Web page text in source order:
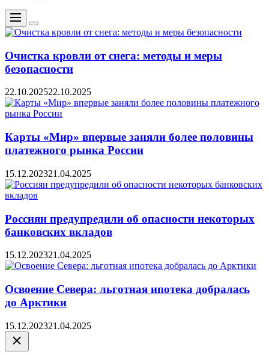
Меню
Цвет
переключателя
Очистка кровли от снега: методы и меры
безопасности
22.10.202522.10.2025
Карты «Мир» впервые заняли более половины
платежного рынка России
15.12.202321.04.2025
Россиян предупредили об опасности некоторых
банковских вкладов
15.12.202321.04.2025
Освоение Севера: льготная ипотека добралась
до Арктики
15.12.202321.04.2025
Закрыть